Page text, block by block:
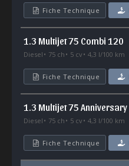
Fiche Technique
1.3 Multijet 75 Combi 120
Diesel 75 ch 5 cv 4,3 l/100 km
Fiche Technique
1.3 Multijet 75 Anniversary
Diesel 75 ch 5 cv 4,3 l/100 km
Fiche Technique